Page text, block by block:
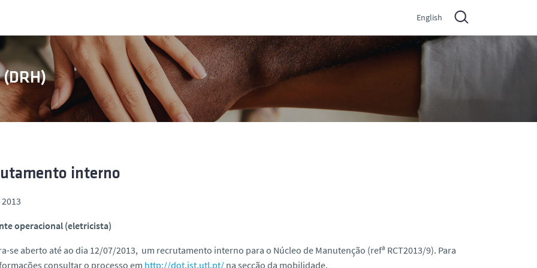
English
(DRH)
interno
operacional (eletricista)
se aberto até ao dia 12/07/2013, um recrutamento interno para o Núcleo de Manutenção (refª RCT2013/9). Para
consultar o processo em http://dot.ist.utl.pt/ na secção da mobilidade.